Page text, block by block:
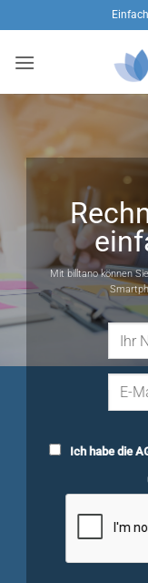
Inhalt
springen
Mit billtano können
Ich habe die